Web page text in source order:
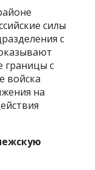
силы
с
границы с
войска
на